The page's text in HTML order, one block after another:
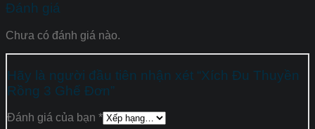
Đánh giá
Chưa có đánh giá nào.
Hãy là người đầu tiên nhận xét “Xích Đu Thuyền
Rồng 3 Ghế Đơn”
Đánh giá của bạn *